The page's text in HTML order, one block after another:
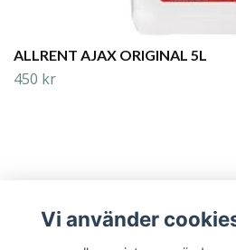
ALLRENT AJAX ORIGINAL 5L
450 kr
Vi använder